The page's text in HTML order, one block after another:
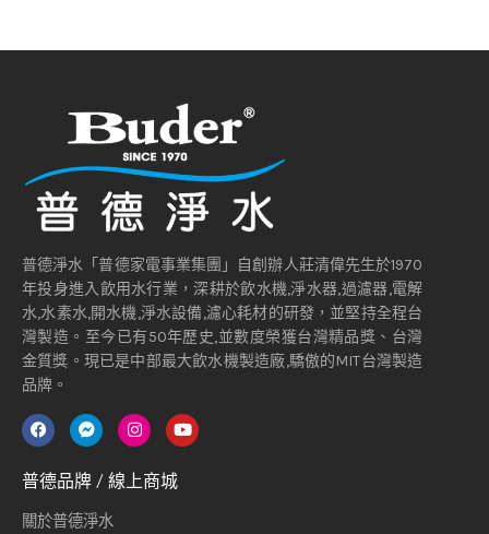
普德淨水「普德家電事業集團」自創辦人莊清偉先生於1970
年投身進入飲用水行業，深耕於飲水機,淨水器,過濾器,電解
水,水素水,開水機,淨水設備,濾心耗材的研發，並堅持全程台
灣製造。至今已有50年歷史,並數度榮獲台灣精品獎、台灣
金質獎。現已是中部最大飲水機製造廠,驕傲的MIT台灣製造
品牌。
普德品牌 / 線上商城
關於普德淨水